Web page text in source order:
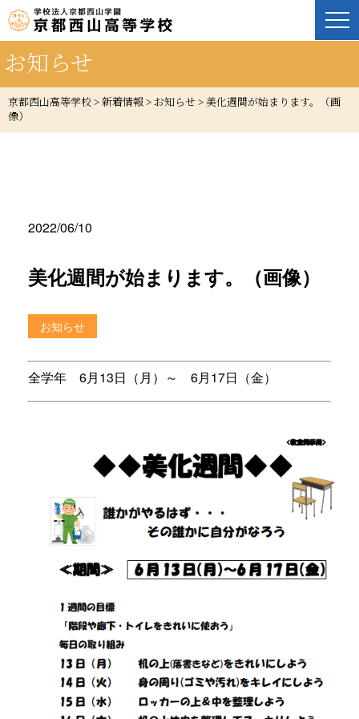
お知らせ
京都西山高等学校 > 新着情報 > お知らせ > 美化週間が始まります。（画
像）
2022/06/10
美化週間が始まります。（画像）
お知らせ
全学年 6月13日（月）～ 6月17日（金）